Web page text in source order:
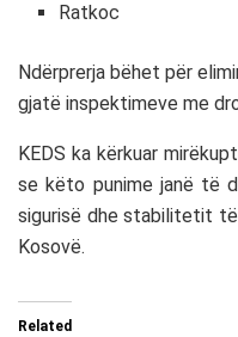
Ratkoc
Ndërprerja bëhet për
gjatë inspektimeve me
KEDS ka kërkuar
se këto punime janë të
sigurisë dhe stabilitetit
Kosovë.
Related